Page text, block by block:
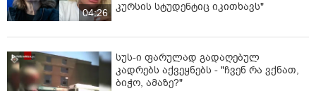
04:26
კურსის სტუდენტიც იკითხავს"
სუს-ი ფარულად გადაღებულ
კადრებს აქვეყნებს - "ჩვენ რა ვქნათ,
ბიჭო, ამაზე?"